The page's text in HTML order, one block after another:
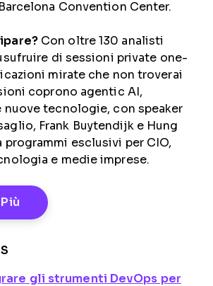
Convention Center.
Con oltre 130 analisti
di sessioni private one-
mirate che non troverai
coprono agentic AI,
nuove tecnologie, con speaker
Frank Buytendijk e Hung
programmi esclusivi per CIO,
e medie imprese.
Opens New Window
gli strumenti DevOps per